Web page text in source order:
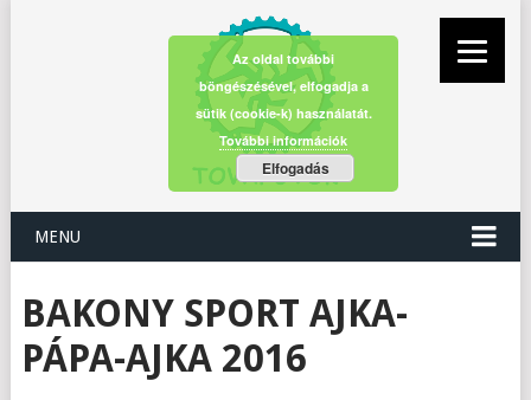
MENU
BAKONY SPORT AJKA-
PÁPA-AJKA 2016
Az oldal további
böngészésével, elfogadja a
sütik (cookie-k) használatát.
További információk
Elfogadás